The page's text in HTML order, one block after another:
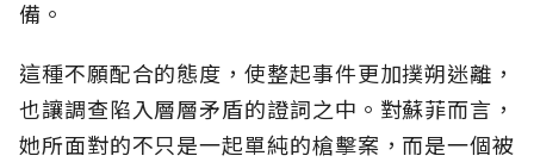
備。
這種不願配合的態度，使整起事件更加撲朔迷離，
也讓調查陷入層層矛盾的證詞之中。對蘇菲而言，
她所面對的不只是一起單純的槍擊案，而是一個被